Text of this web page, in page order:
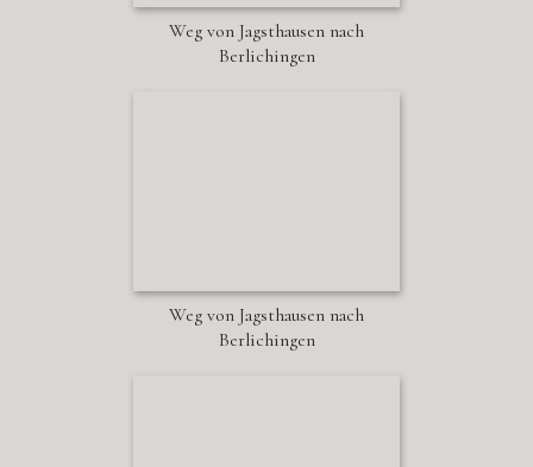
Weg von Jagsthausen nach
Berlichingen
Weg von Jagsthausen nach
Berlichingen